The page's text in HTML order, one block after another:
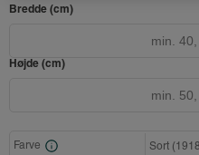
Bredde (cm)
Højde (cm)
Farve Sort